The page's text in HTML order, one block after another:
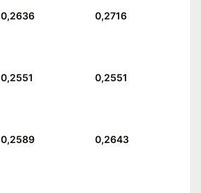
0,2636 0,2716
0,2551 0,2551
0,2589 0,2643